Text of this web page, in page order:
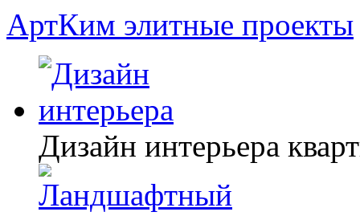
АртКим элитные проекты
Дизайн интерьера